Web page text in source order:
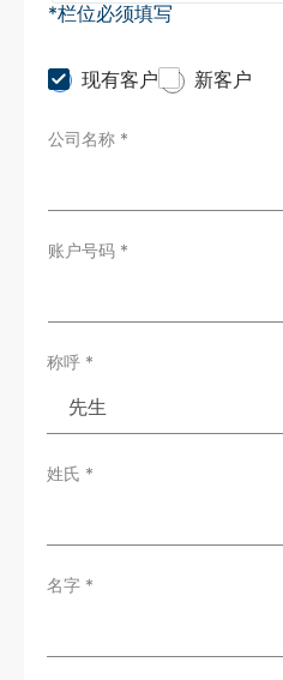
*栏位必须填写
C
u
t
T
现有客户 新客户
公司名称 *
账户号码 *
称呼 *
姓氏 *
名字 *